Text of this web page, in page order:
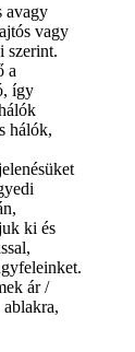
avagy
vagy
szerint.
a
így
hálók,
ki és
ár /